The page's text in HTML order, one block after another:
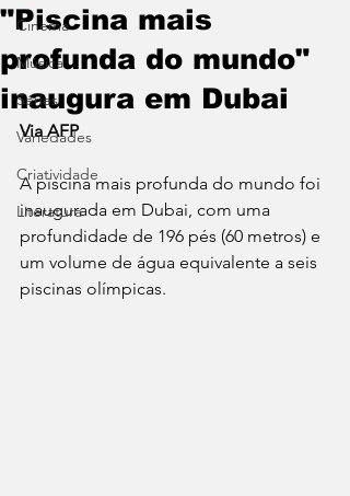
Cinema
Música
Séries
Variedades
Criatividade
Literatura
"Piscina mais
profunda do mundo"
inaugura em Dubai
Via AFP
A piscina mais profunda do mundo foi
inaugurada em Dubai, com uma
profundidade de 196 pés (60 metros) e
um volume de água equivalente a seis
piscinas olímpicas.